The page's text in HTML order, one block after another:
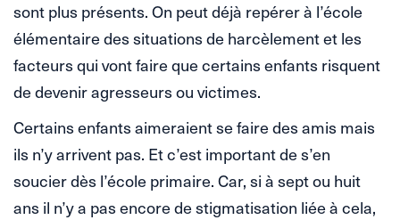
sont plus présents. On peut déjà repérer à l’école
élémentaire des situations de harcèlement et les
facteurs qui vont faire que certains enfants risquent
de devenir agresseurs ou victimes.
Certains enfants aimeraient se faire des amis mais
ils n’y arrivent pas. Et c’est important de s’en
soucier dès l’école primaire. Car, si à sept ou huit
ans il n’y a pas encore de stigmatisation liée à cela,